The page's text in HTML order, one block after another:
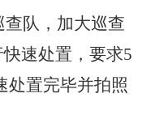
查队，加大巡查
速处置，要求5
处置完毕并拍照